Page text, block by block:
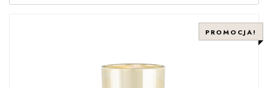
PROMOCJA!